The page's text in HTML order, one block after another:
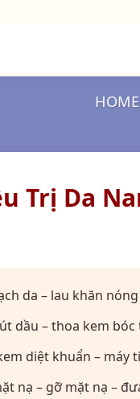
HOME
Trị Da
da – lau khăn
dầu – thoa kem
diệt khuẩn – máy
nạ – gỡ mặt nạ –